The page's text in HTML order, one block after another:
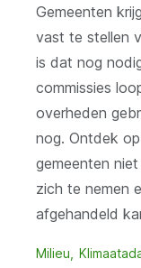
Gemeenten
vast te stellen
is dat nog
commissies
overheden
nog. Ontdek
gemeenten
zich te nemen
afgehandeld
Milieu